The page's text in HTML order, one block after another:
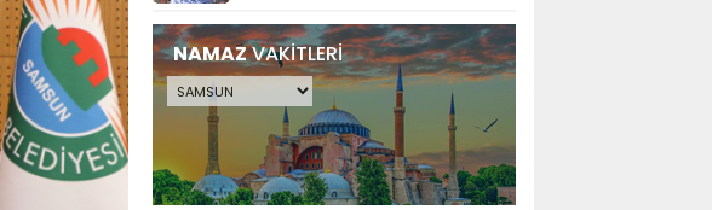
NAMAZVAKİTLERİ